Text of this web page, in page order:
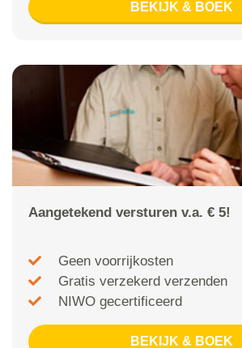
BEKIJK & BOEK
Aangetekend versturen v.a. € 5!
Geen voorrijkosten
Gratis verzekerd verzenden
NIWO gecertificeerd
BEKIJK & BOEK